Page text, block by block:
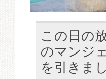
この日の
のマンジ
を引きま